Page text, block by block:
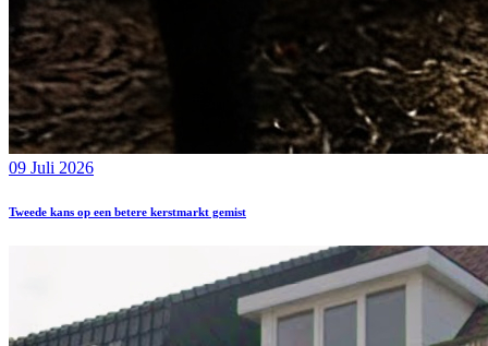
09 Juli 2026
Tweede kans op een betere kerstmarkt gemist